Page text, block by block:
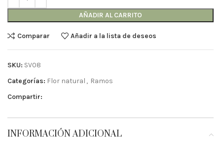
AÑADIR AL CARRITO
Comparar Añadir a la lista de deseos
SKU: SV08
Categorías: Flor natural , Ramos
Compartir:
INFORMACIÓN ADICIONAL